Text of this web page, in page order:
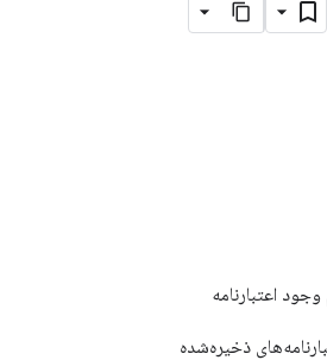
اعتبارنامه
ذخیره‌شده